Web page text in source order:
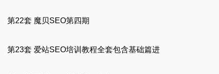
第22套 魔贝SEO第四期
第23套 爱站SEO培训教程全套包含基础篇进